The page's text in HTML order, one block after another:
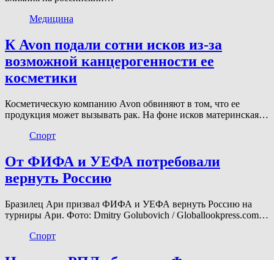
Медицина
К Avon подали сотни исков из-за
возможной канцерогенности ее
косметики
Косметическую компанию Avon обвиняют в том, что ее
продукция может вызывать рак. На фоне исков материнская…
Спорт
От ФИФА и УЕФА потребовали
вернуть Россию
Бразилец Ари призвал ФИФА и УЕФА вернуть Россию на
турниры Ари. Фото: Dmitry Golubovich / Globallookpress.com…
Спорт